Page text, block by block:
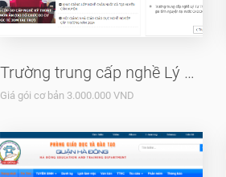
Trường trung cấp nghề Lý Tự Trọng
Giá gói cơ bản 3.000.000 VND